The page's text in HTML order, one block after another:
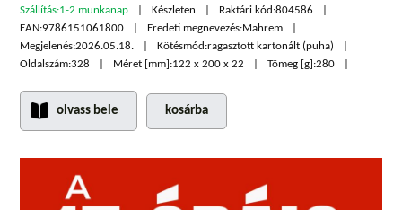
Szállítás:1-2 munkanap Készleten Raktári kód:804586
EAN:9786151061800 Eredeti megnevezés:Mahrem
Megjelenés:2026.05.18. Kötésmód:ragasztott kartonált (puha)
Oldalszám:328 Méret [mm]:122 x 200 x 22 Tömeg [g]:280
olvass bele kosárba